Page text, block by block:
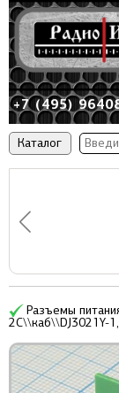
Каталог
+7 (495)
Разъемы
2C\\каб\\DJ3021Y-